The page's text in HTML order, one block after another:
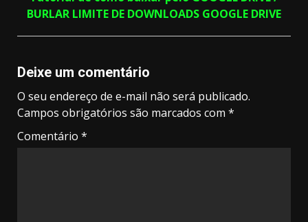
BURLAR LIMITE DE DOWNLOADS GOOGLE DRIVE
Deixe um comentário
O seu endereço de e-mail não será publicado.
Campos obrigatórios são marcados com *
Comentário *